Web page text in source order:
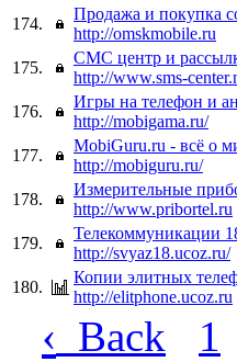
174.
Продажа и покупка
http://omskmobile.ru
175.
СМС центр и
http://www.sms-
176.
Игры на телефон и
http://mobigama.ru/
177.
MobiGuru.ru - всё о
http://mobiguru.ru/
178.
Измерительные
http://www.pribortel.ru
179.
Телекоммуникации
http://svyaz18.ucoz.ru/
180.
Копии элитных
http://elitphone.ucoz.ru
‹ Back 1